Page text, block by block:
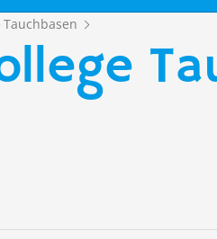
Tauchbasen